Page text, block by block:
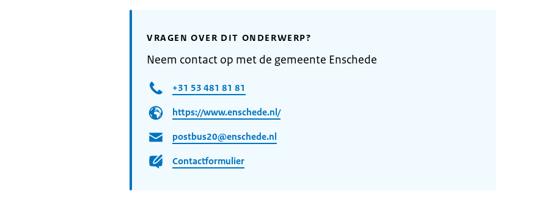
VRAGEN OVER DIT ONDERWERP?
Neem contact op met de gemeente Enschede
+31 53 481 81 81
https://www.enschede.nl/
postbus20@enschede.nl
Contactformulier